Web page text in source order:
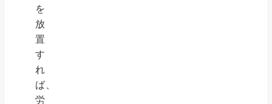
を
放
置
す
れ
ば、
労